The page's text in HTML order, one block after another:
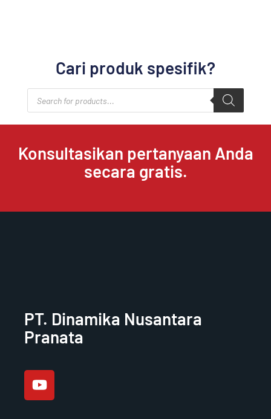
Cari produk spesifik?
Products
search
Konsultasikan pertanyaan Anda
secara gratis.
PT. Dinamika Nusantara
Pranata
o
u
t